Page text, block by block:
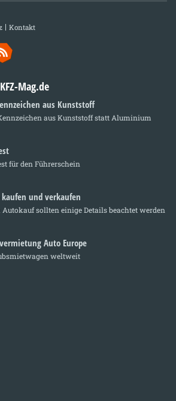
Kontakt
Mag.de
aus Kunststoff
aus Kunststoff statt Aluminium
für den Führerschein
und verkaufen
Autokauf sollten einige Details beachtet werden
Auto Europe
weltweit